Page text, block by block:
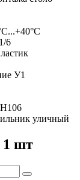
6
У1
уличный
1 шт